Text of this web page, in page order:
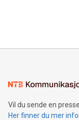
Vil du sende en
Her finner du mer